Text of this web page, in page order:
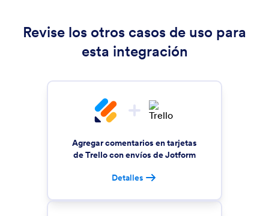
Revise los otros casos de uso para
esta integración
Agregar comentarios en tarjetas
de Trello con envíos de Jotform
Detalles